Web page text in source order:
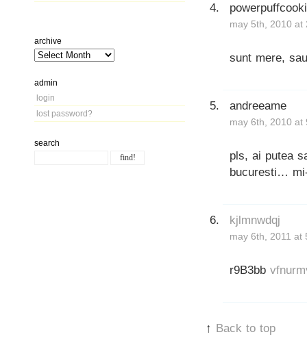
archive
admin
login
lost password?
search
may 5th, 2010 at
sunt mere,
andreeame
may 6th, 2010 at
pls, ai putea
bucuresti…
kjlmnwdqj
may 6th, 2011 at
r9B3bb
↑ Back to top